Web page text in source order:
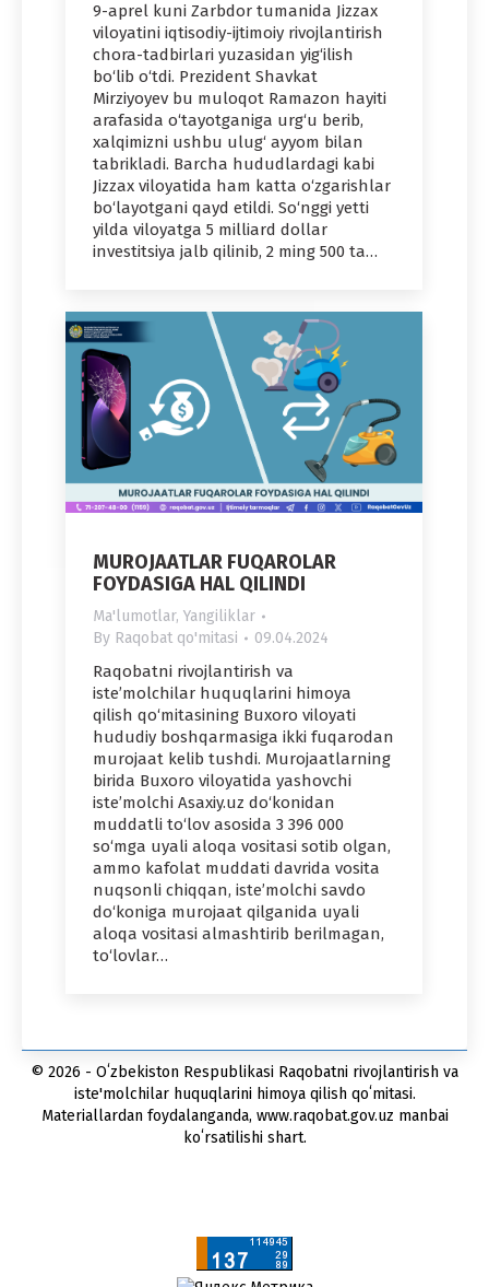
9-aprel kuni Zarbdor tumanida Jizzax
viloyatini iqtisodiy-ijtimoiy rivojlantirish
chora-tadbirlari yuzasidan yig‘ilish
bo‘lib o‘tdi. Prezident Shavkat
Mirziyoyev bu muloqot Ramazon hayiti
arafasida o‘tayotganiga urg‘u berib,
xalqimizni ushbu ulug‘ ayyom bilan
tabrikladi. Barcha hududlardagi kabi
Jizzax viloyatida ham katta o‘zgarishlar
bo‘layotgani qayd etildi. So‘nggi yetti
yilda viloyatga 5 milliard dollar
investitsiya jalb qilinib, 2 ming 500 ta…
MUROJAATLAR FUQAROLAR
FOYDASIGA HAL QILINDI
Ma'lumotlar, Yangiliklar
By Raqobat qo'mitasi 09.04.2024
Raqobatni rivojlantirish va
iste’molchilar huquqlarini himoya
qilish qo‘mitasining Buxoro viloyati
hududiy boshqarmasiga ikki fuqarodan
murojaat kelib tushdi. Murojaatlarning
birida Buxoro viloyatida yashovchi
iste’molchi Asaxiy.uz do‘konidan
muddatli to‘lov asosida 3 396 000
so‘mga uyali aloqa vositasi sotib olgan,
ammo kafolat muddati davrida vosita
nuqsonli chiqqan, iste’molchi savdo
do‘koniga murojaat qilganida uyali
aloqa vositasi almashtirib berilmagan,
to‘lovlar…
© 2026 - Oʻzbekiston Respublikasi Raqobatni rivojlantirish va
iste'molchilar huquqlarini himoya qilish qoʻmitasi.
Materiallardan foydalanganda, www.raqobat.gov.uz manbai
koʻrsatilishi shart.